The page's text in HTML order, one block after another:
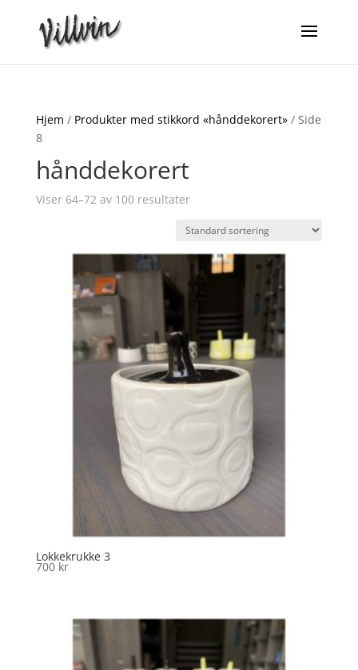
Hjem / Produkter med stikkord «hånddekorert»/ Side
8
hånddekorert
Viser 64–72 av 100 resultater
Lokkekrukke 3
700 kr